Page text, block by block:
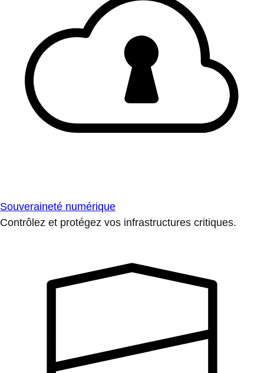
Souveraineté numérique
Contrôlez et protégez vos infrastructures critiques.